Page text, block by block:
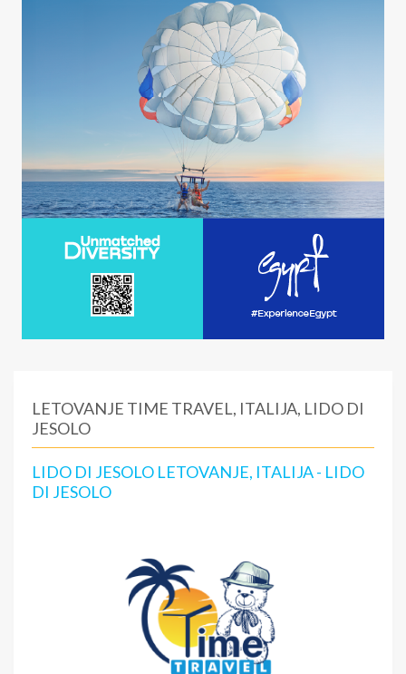
LETOVANJE TIME TRAVEL, ITALIJA, LIDO DI
JESOLO
LIDO DI JESOLO LETOVANJE, ITALIJA - LIDO
DI JESOLO